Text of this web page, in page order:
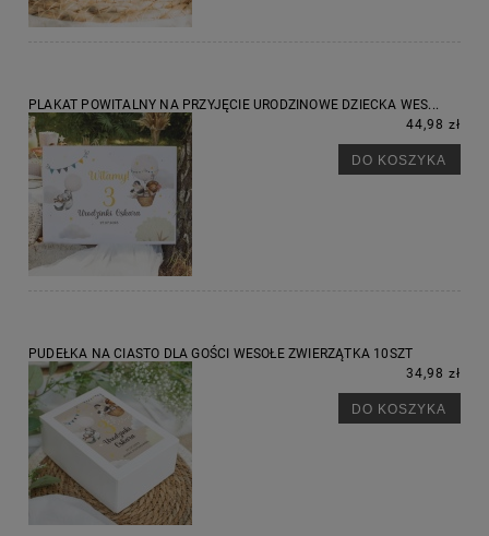
PLAKAT POWITALNY NA PRZYJĘCIE URODZINOWE DZIECKA WES...
44,98 zł
DO KOSZYKA
PUDEŁKA NA CIASTO DLA GOŚCI WESOŁE ZWIERZĄTKA 10SZT
34,98 zł
DO KOSZYKA